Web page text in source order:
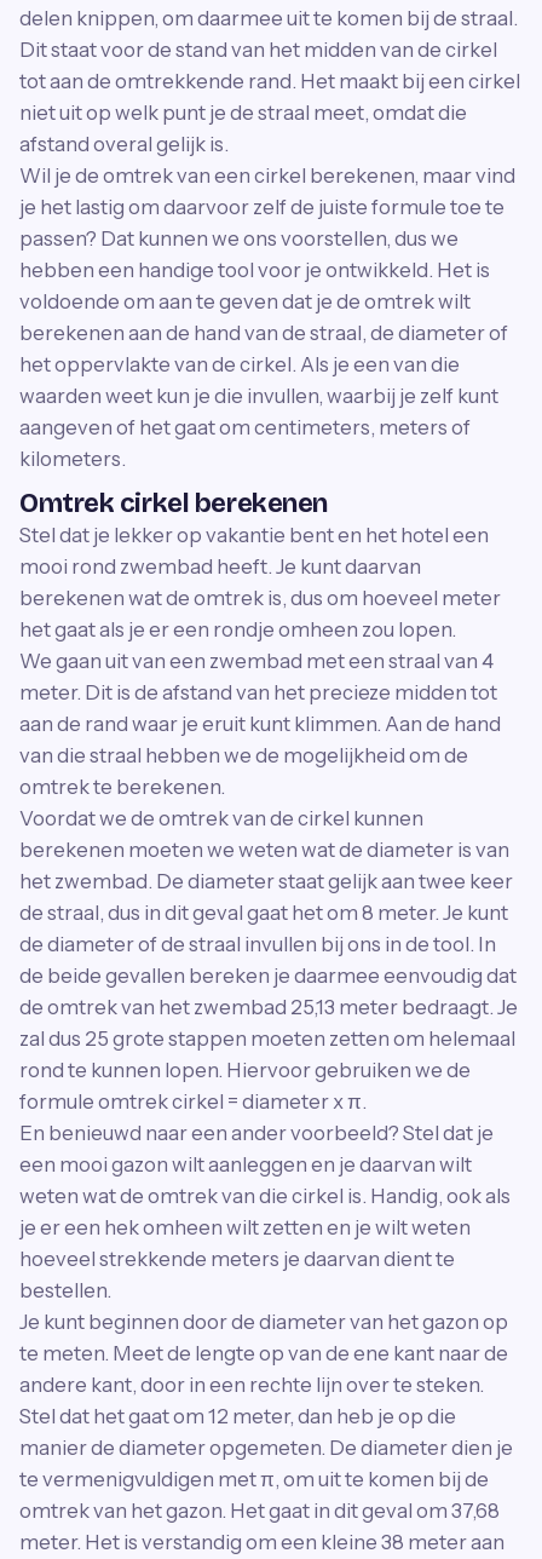
delen knippen, om daarmee uit te komen bij de straal.
Dit staat voor de stand van het midden van de cirkel
tot aan de omtrekkende rand. Het maakt bij een cirkel
niet uit op welk punt je de straal meet, omdat die
afstand overal gelijk is.
Wil je de omtrek van een cirkel berekenen, maar vind
je het lastig om daarvoor zelf de juiste formule toe te
passen? Dat kunnen we ons voorstellen, dus we
hebben een handige tool voor je ontwikkeld. Het is
voldoende om aan te geven dat je de omtrek wilt
berekenen aan de hand van de straal, de diameter of
het oppervlakte van de cirkel. Als je een van die
waarden weet kun je die invullen, waarbij je zelf kunt
aangeven of het gaat om centimeters, meters of
kilometers.
Omtrek cirkel berekenen
Stel dat je lekker op vakantie bent en het hotel een
mooi rond zwembad heeft. Je kunt daarvan
berekenen wat de omtrek is, dus om hoeveel meter
het gaat als je er een rondje omheen zou lopen.
We gaan uit van een zwembad met een straal van 4
meter. Dit is de afstand van het precieze midden tot
aan de rand waar je eruit kunt klimmen. Aan de hand
van die straal hebben we de mogelijkheid om de
omtrek te berekenen.
Voordat we de omtrek van de cirkel kunnen
berekenen moeten we weten wat de diameter is van
het zwembad. De diameter staat gelijk aan twee keer
de straal, dus in dit geval gaat het om 8 meter. Je kunt
de diameter of de straal invullen bij ons in de tool. In
de beide gevallen bereken je daarmee eenvoudig dat
de omtrek van het zwembad 25,13 meter bedraagt. Je
zal dus 25 grote stappen moeten zetten om helemaal
rond te kunnen lopen. Hiervoor gebruiken we de
formule omtrek cirkel = diameter x π.
En benieuwd naar een ander voorbeeld? Stel dat je
een mooi gazon wilt aanleggen en je daarvan wilt
weten wat de omtrek van die cirkel is. Handig, ook als
je er een hek omheen wilt zetten en je wilt weten
hoeveel strekkende meters je daarvan dient te
bestellen.
Je kunt beginnen door de diameter van het gazon op
te meten. Meet de lengte op van de ene kant naar de
andere kant, door in een rechte lijn over te steken.
Stel dat het gaat om 12 meter, dan heb je op die
manier de diameter opgemeten. De diameter dien je
te vermenigvuldigen met π, om uit te komen bij de
omtrek van het gazon. Het gaat in dit geval om 37,68
meter. Het is verstandig om een kleine 38 meter aan